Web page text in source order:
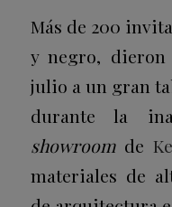
Más de 200
y negro,
julio a un gran
durante la
showroomde
materiales de